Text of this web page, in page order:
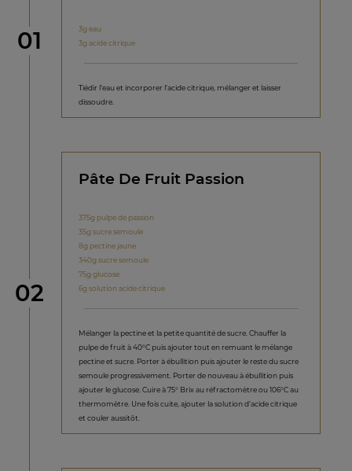
étape
01
3g eau
3g acide citrique
Tiédir l’eau et incorporer l’acide citrique, mélanger et laisser
dissoudre.
étape
02
Pâte De Fruit Passion
375g pulpe de passion
35g sucre semoule
8g pectine jaune
340g sucre semoule
75g glucose
6g solution acide citrique
Mélanger la pectine et la petite quantité de sucre. Chauffer la
pulpe de fruit à 40°C puis ajouter tout en remuant le mélange
pectine et sucre. Porter à ébullition puis ajouter le reste du sucre
semoule progressivement. Porter de nouveau à ébullition puis
ajouter le glucose. Cuire à 75° Brix au réfractomètre ou 106°C au
thermomètre. Une fois cuite, ajouter la solution d’acide citrique
et couler aussitôt.